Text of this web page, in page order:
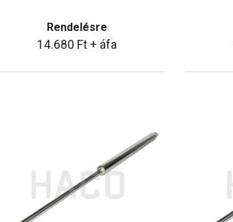
Rendelésre
14.680 Ft+ áfa